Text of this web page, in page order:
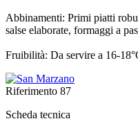
Abbinamenti: Primi piatti
salse elaborate, formaggi a
Fruibilità: Da servire a 16-
Riferimento 87
Scheda tecnica